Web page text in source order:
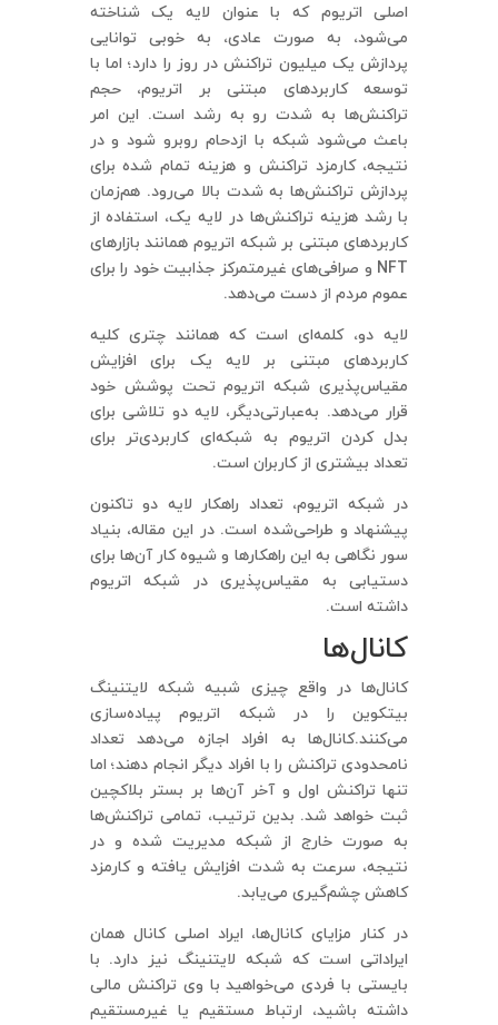
اصلی اتریوم که با عنوان لایه یک شناخته
می‌شود، به صورت عادی، به خوبی توانایی
پردازش یک میلیون تراکنش در روز را دارد؛ اما با
توسعه کاربردهای مبتنی بر اتریوم، حجم
تراکنش‌ها به شدت رو به رشد است. این امر
باعث می‌شود شبکه با ازدحام روبرو شود و در
نتیجه، کارمزد تراکنش و هزینه تمام شده برای
پردازش تراکنش‌ها به شدت بالا می‌رود. هم‌زمان
با رشد هزینه تراکنش‌ها در لایه یک، استفاده از
کاربردهای مبتنی بر شبکه اتریوم همانند بازارهای
NFT و صرافی‌های غیرمتمرکز جذابیت خود را برای
عموم مردم از دست می‌دهد.
لایه دو، کلمه‌ای است که همانند چتری کلیه
کاربردهای مبتنی بر لایه یک برای افزایش
مقیاس‌پذیری شبکه اتریوم تحت پوشش خود
قرار می‌دهد. به‌عبارتی‌دیگر، لایه دو تلاشی برای
بدل کردن اتریوم به شبکه‌ای کاربردی‌تر برای
تعداد بیشتری از کاربران است.
در شبکه اتریوم، تعداد راهکار لایه دو تاکنون
پیشنهاد و طراحی‌شده است. در این مقاله، بنیاد
سور نگاهی به این راهکارها و شیوه کار آن‌ها برای
دستیابی به مقیاس‌پذیری در شبکه اتریوم
داشته است.
کانال‌ها
کانال‌ها در واقع چیزی شبیه شبکه لایتنینگ
بیتکوین را در شبکه اتریوم پیاده‌سازی
می‌کنند.کانال‌ها به افراد اجازه می‌دهد تعداد
نامحدودی تراکنش را با افراد دیگر انجام دهند؛ اما
تنها تراکنش اول و آخر آن‌ها بر بستر بلاکچین
ثبت خواهد شد. بدین ترتیب، تمامی تراکنش‌ها
به صورت خارج از شبکه مدیریت شده و در
نتیجه، سرعت به شدت افزایش یافته و کارمزد
کاهش چشم‌گیری می‌یابد.
در کنار مزایای کانال‌ها، ایراد اصلی کانال همان
ایراداتی است که شبکه لایتنینگ نیز دارد. با
بایستی با فردی می‌خواهید با وی تراکنش مالی
داشته باشید، ارتباط مستقیم یا غیرمستقیم